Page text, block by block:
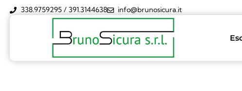
338.9759295 / 391.3144638 info@brunosicura.it